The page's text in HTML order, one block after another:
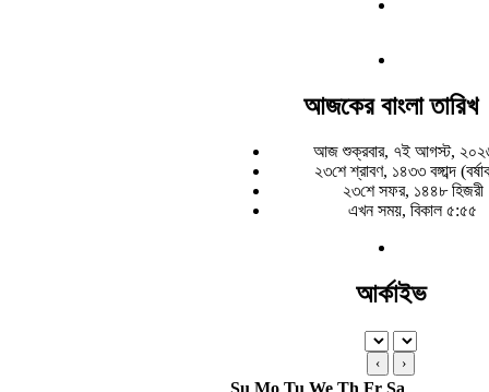
আজকের বাংলা তারিখ
আজ শুক্রবার, ৭ই আগস্ট,
২৩শে শ্রাবণ, ১৪৩৩ বঙ্গাব্দ
২৩শে সফর, ১৪৪৮ হিজরী
এখন সময়, বিকাল ৫:৫৫
আর্কাইভ
‹ ›